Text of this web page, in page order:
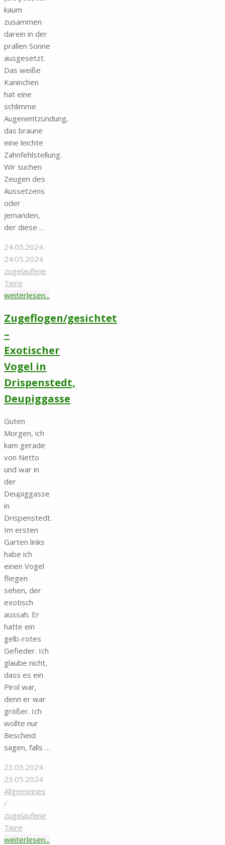
kaum
zusammen
darein in der
prallen Sonne
ausgesetzt.
Das weiße
Kaninchen
hat eine
schlimme
Augenentzündung,
das braune
eine leichte
Zahnfehlstellung.
Wir suchen
Zeugen des
Aussetzens
oder
jemanden,
der diese …
24.05.2024
24.05.2024
zugelaufene
Tiere
weiterlesen...
–
Rewe-
Zugeflogen/gesichtet
–
Exotischer
Vogel in
Drispenstedt,
Deupiggasse
Guten
Morgen, ich
kam gerade
von Netto
und war in
der
Deupiggasse
in
Drispenstedt.
Im ersten
Garten links
habe ich
einen Vogel
fliegen
sehen, der
exotisch
aussah. Er
hatte ein
gelb-rotes
Gefieder. Ich
glaube nicht,
dass es ein
Pirol war,
denn er war
größer. Ich
wollte nur
Bescheid
sagen, falls …
23.05.2024
23.05.2024
Allgemeines
/
zugelaufene
Tiere
weiterlesen...